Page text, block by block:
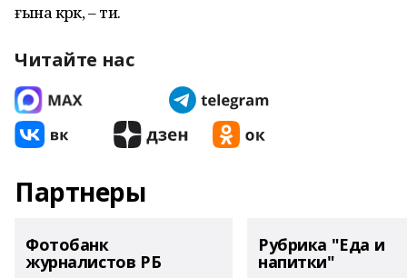
ғына кәрәк, – ти.
Читайте нас
Партнеры
Фотобанк
журналистов РБ
Рубрика "Еда и
напитки"